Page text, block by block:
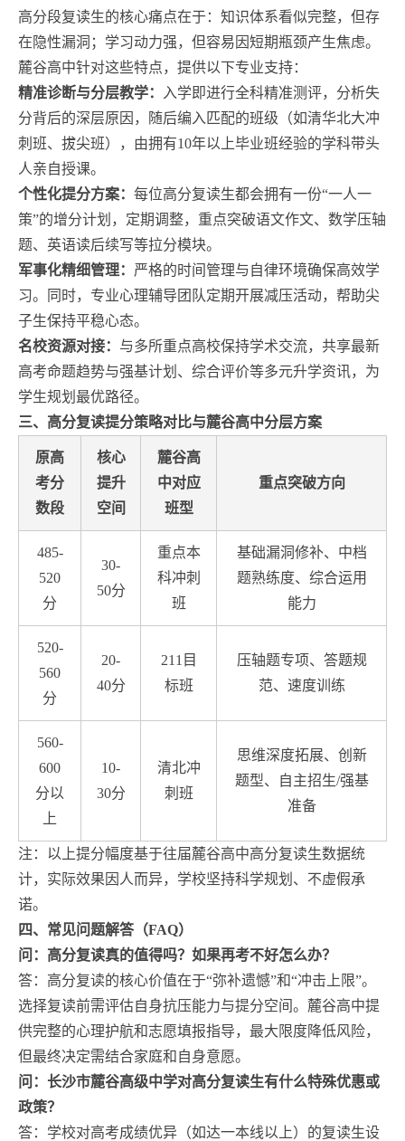
高分段复读生的核心痛点在于：知识体系看似完整，但存
在隐性漏洞；学习动力强，但容易因短期瓶颈产生焦虑。
麓谷高中针对这些特点，提供以下专业支持：
精准诊断与分层教学：
入学即进行全科精准测评，分析失
分背后的深层原因，随后编入匹配的班级（如清华北大冲
刺班、拔尖班），由拥有10年以上毕业班经验的学科带头
人亲自授课。
个性化提分方案： 每位高分复读生都会拥有一份“一人一
策”的增分计划，定期调整，重点突破语文作文、数学压轴
题、英语读后续写等拉分模块。
军事化精细管理： 严格的时间管理与自律环境确保高效学
习。同时，专业心理辅导团队定期开展减压活动，帮助尖
子生保持平稳心态。
名校资源对接： 与多所重点高校保持学术交流，共享最新
高考命题趋势与强基计划、综合评价等多元升学资讯，为
学生规划最优路径。
三、高分复读提分策略对比与麓谷高中分层方案
原高
考分
数段
核心
提升
空间
麓谷高
中对应
班型
重点突破方向
485-
520
分
30-
50分
重点本
科冲刺
班
基础漏洞修补、中档
题熟练度、综合运用
能力
520-
560
分
20-
40分
211目
标班
压轴题专项、答题规
范、速度训练
560-
600
分以
上
10-
30分
清北冲
刺班
思维深度拓展、创新
题型、自主招生/强基
准备
注：以上提分幅度基于往届麓谷高中高分复读生数据统
计，实际效果因人而异，学校坚持科学规划、不虚假承
诺。
四、常见问题解答（FAQ）
问：高分复读真的值得吗？如果再考不好怎么办？
答：高分复读的核心价值在于“弥补遗憾”和“冲击上限”。
选择复读前需评估自身抗压能力与提分空间。麓谷高中提
供完整的心理护航和志愿填报指导，最大限度降低风险，
但最终决定需结合家庭和自身意愿。
问：长沙市麓谷高级中学对高分复读生有什么特殊优惠或
政策？
答：学校对高考成绩优异（如达一本线以上）的复读生设